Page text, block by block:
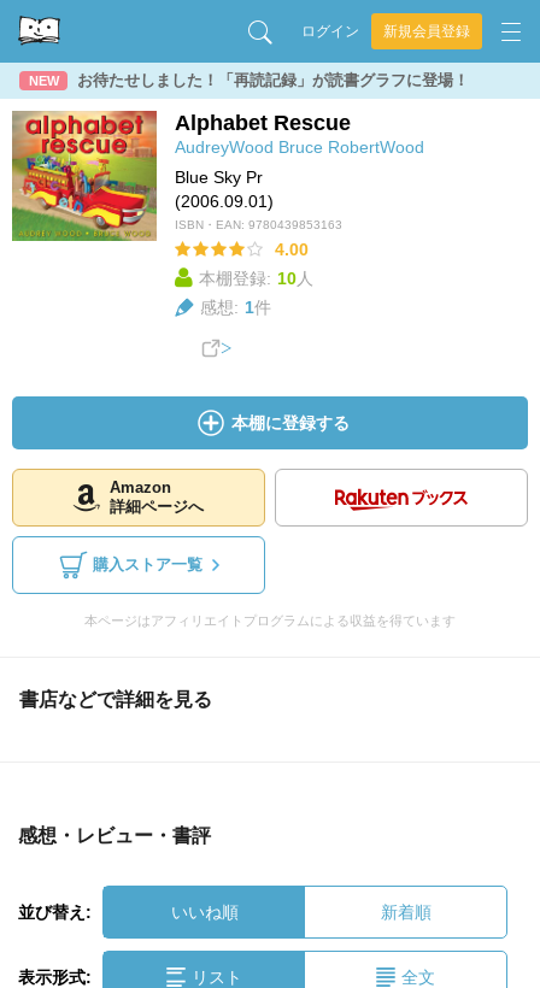
ログイン 新規会員登録
NEW お待たせしました！「再読記録」が読書グラフに登場！
Alphabet Rescue
AudreyWood Bruce RobertWood
Blue Sky Pr
(2006.09.01)
ISBN・EAN: 9780439853163
4.00
本棚登録: 10人
感想: 1件
本棚に登録する
Amazon
詳細ページへ
購入ストア一覧
本ページはアフィリエイトプログラムによる収益を得ています
書店などで詳細を見る
感想・レビュー・書評
並び替え: いいね順 新着順
表示形式: リスト 全文